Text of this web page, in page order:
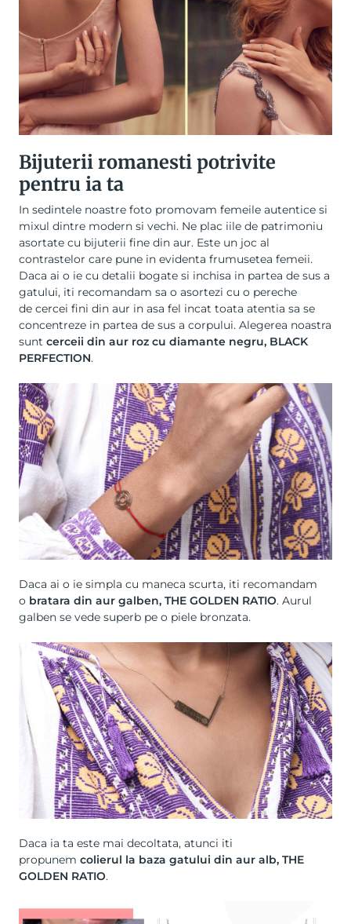
Bijuterii romanesti potrivite
pentru ia ta
In sedintele noastre foto promovam femeile autentice si
mixul dintre modern si vechi. Ne plac iile de patrimoniu
asortate cu bijuterii fine din aur. Este un joc al
contrastelor care pune in evidenta frumusetea femeii.
Daca ai o ie cu detalii bogate si inchisa in partea de sus a
gatului, iti recomandam sa o asortezi cu o pereche
de cercei fini din aur in asa fel incat toata atentia sa se
concentreze in partea de sus a corpului. Alegerea noastra
sunt cerceii din aur roz cu diamante negru, BLACK
PERFECTION.
Daca ai o ie simpla cu maneca scurta, iti recomandam
o bratara din aur galben, THE GOLDEN RATIO. Aurul
galben se vede superb pe o piele bronzata.
Daca ia ta este mai decoltata, atunci iti
propunem colierul la baza gatului din aur alb, THE
GOLDEN RATIO.